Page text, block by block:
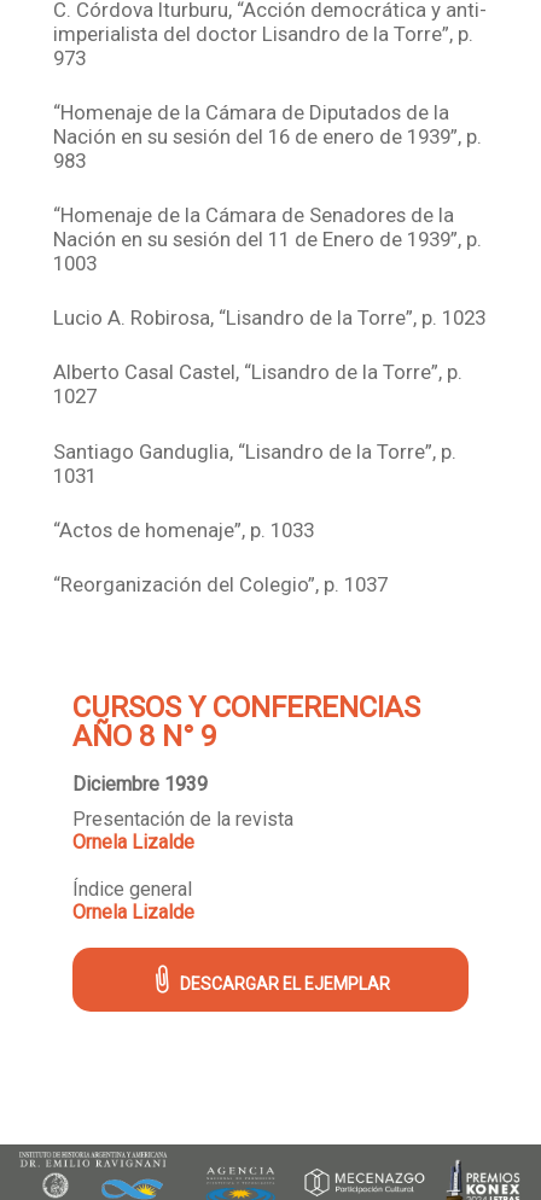
C. Córdova Iturburu, “Acción democrática y anti-
imperialista del doctor Lisandro de la Torre”, p.
973
“Homenaje de la Cámara de Diputados de la
Nación en su sesión del 16 de enero de 1939”, p.
983
“Homenaje de la Cámara de Senadores de la
Nación en su sesión del 11 de Enero de 1939”, p.
1003
Lucio A. Robirosa, “Lisandro de la Torre”, p. 1023
Alberto Casal Castel, “Lisandro de la Torre”, p.
1027
Santiago Ganduglia, “Lisandro de la Torre”, p.
1031
“Actos de homenaje”, p. 1033
“Reorganización del Colegio”, p. 1037
CURSOS Y CONFERENCIAS
AÑO 8 N° 9
Diciembre 1939
Presentación de la revista
Ornela Lizalde
Índice general
Ornela Lizalde
DESCARGAR EL EJEMPLAR